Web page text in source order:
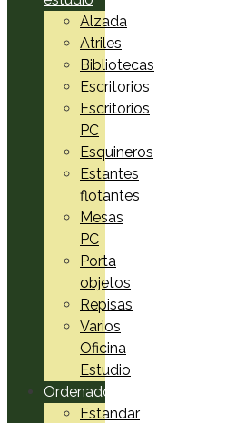
Alzada
Atriles
Bibliotecas
Escritorios
Escritorios
PC
Esquineros
Estantes
flotantes
Mesas
PC
Porta
objetos
Repisas
Varios
Oficina
Estudio
Ordenadores
Estandar